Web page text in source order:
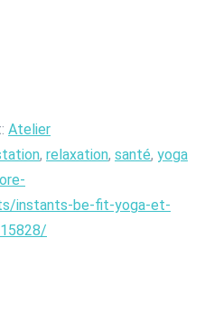
Atelier
, relaxation, santé, yoga
instants-be-fit-yoga-et-